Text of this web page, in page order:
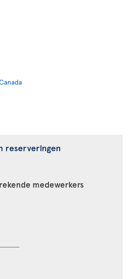
reserveringen
medewerkers